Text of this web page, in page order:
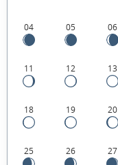
04 05 06
11 12 13
18 19 20
25 26 27